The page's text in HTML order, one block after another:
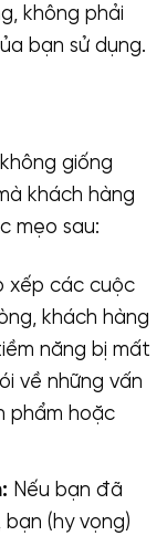
không phải
bạn sử dụng.
giống
khách hàng
mẹo sau:
xếp các cuộc
khách hàng
năng bị mất
về những vấn
phẩm hoặc
Nếu bạn đã
(hy vọng)